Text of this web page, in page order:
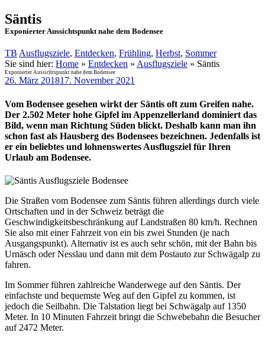
Säntis
Exponierter Aussichtspunkt nahe dem Bodensee
TB Ausflugsziele, Entdecken, Frühling, Herbst, Sommer
Sie sind hier: Home » Entdecken » Ausflugsziele » Säntis
Exponierter Aussichtspunkt nahe dem Bodensee
26. März 201817. November 2021
Vom Bodensee gesehen wirkt der Säntis oft zum Greifen nahe.
Der 2.502 Meter hohe Gipfel im Appenzellerland dominiert das
Bild, wenn man Richtung Süden blickt. Deshalb kann man ihn
schon fast als Hausberg des Bodensees bezeichnen. Jedenfalls ist
er ein beliebtes und lohnenswertes Ausflugsziel für Ihren
Urlaub am Bodensee.
Die Straßen vom Bodensee zum Säntis führen allerdings durch viele
Ortschaften und in der Schweiz beträgt die
Geschwindigkeitsbeschränkung auf Landstraßen 80 km/h. Rechnen
Sie also mit einer Fahrzeit von ein bis zwei Stunden (je nach
Ausgangspunkt). Alternativ ist es auch sehr schön, mit der Bahn bis
Urnäsch oder Nesslau und dann mit dem Postauto zur Schwägalp zu
fahren.
Im Sommer führen zahlreiche Wanderwege auf den Säntis. Der
einfachste und bequemste Weg auf den Gipfel zu kommen, ist
jedoch die Seilbahn. Die Talstation liegt bei Schwägalp auf 1350
Meter. In 10 Minuten Fahrzeit bringt die Schwebebahn die Besucher
auf 2472 Meter.